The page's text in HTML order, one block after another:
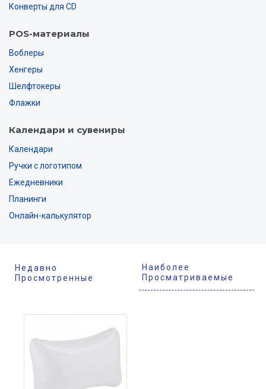
Конверты для CD
POS-материалы
Воблеры
Хенгеры
Шелфтокеры
Флажки
Календари и сувениры
Календари
Ручки с логотипом
Ежедневники
Планинги
Онлайн-калькулятор
Недавно
Просмотренные
Наиболее
Просматриваемые